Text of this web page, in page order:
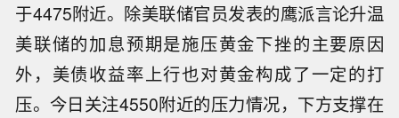
于4475附近。除美联储官员发表的鹰派言论升温
美联储的加息预期是施压黄金下挫的主要原因
外，美债收益率上行也对黄金构成了一定的打
压。今日关注4550附近的压力情况，下方支撑在